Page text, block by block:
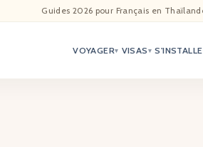
Guides 2026 pour Français en
VOYAGER▾ VISAS ▾
ACCUEIL
ACTUALITÉ